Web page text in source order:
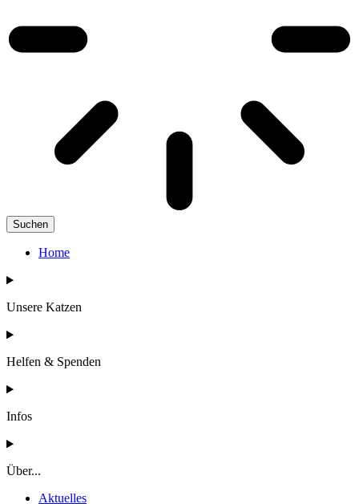
Suchen
Home
Unsere Katzen
Helfen & Spenden
Infos
Über...
Aktuelles